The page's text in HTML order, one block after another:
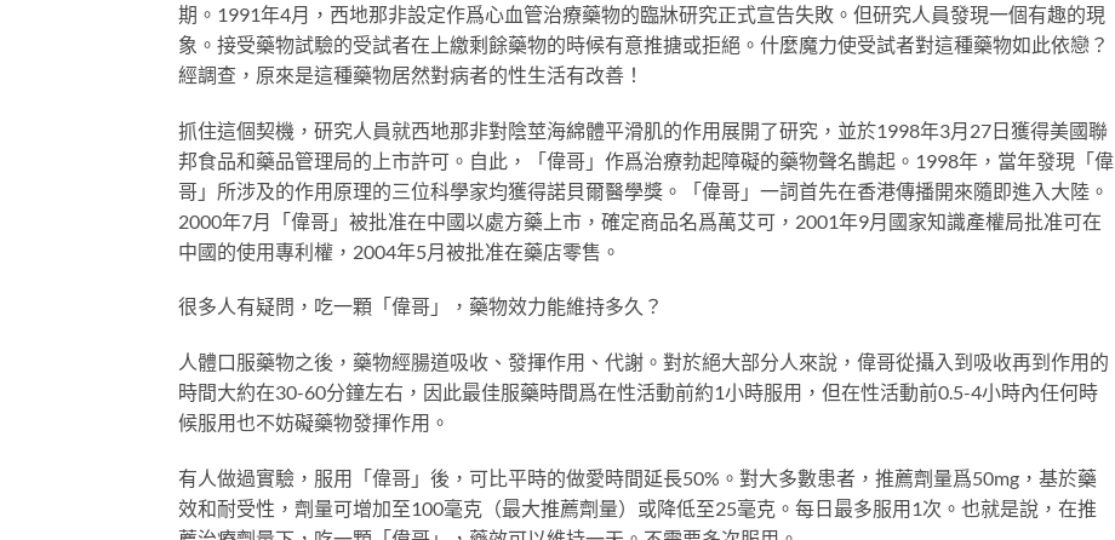
期。1991年4月，西地那非設定作爲心血管治療藥物的臨牀研究正式宣告失敗。但研究人員發現一個有趣的現
象。接受藥物試驗的受試者在上繳剩餘藥物的時候有意推搪或拒絕。什麼魔力使受試者對這種藥物如此依戀？
經調查，原來是這種藥物居然對病者的性生活有改善！
抓住這個契機，研究人員就西地那非對陰莖海綿體平滑肌的作用展開了研究，並於1998年3月27日獲得美國聯
邦食品和藥品管理局的上市許可。自此，「偉哥」作爲治療勃起障礙的藥物聲名鵲起。1998年，當年發現「偉
哥」所涉及的作用原理的三位科學家均獲得諾貝爾醫學獎。「偉哥」一詞首先在香港傳播開來隨即進入大陸。
2000年7月「偉哥」被批准在中國以處方藥上市，確定商品名爲萬艾可，2001年9月國家知識產權局批准可在
中國的使用專利權，2004年5月被批准在藥店零售。
很多人有疑問，吃一顆「偉哥」，藥物效力能維持多久？
人體口服藥物之後，藥物經腸道吸收、發揮作用、代謝。對於絕大部分人來說，偉哥從攝入到吸收再到作用的
時間大約在30-60分鐘左右，因此最佳服藥時間爲在性活動前約1小時服用，但在性活動前0.5-4小時內任何時
候服用也不妨礙藥物發揮作用。
有人做過實驗，服用「偉哥」後，可比平時的做愛時間延長50%。對大多數患者，推薦劑量爲50mg，基於藥
效和耐受性，劑量可增加至100毫克（最大推薦劑量）或降低至25毫克。每日最多服用1次。也就是說，在推